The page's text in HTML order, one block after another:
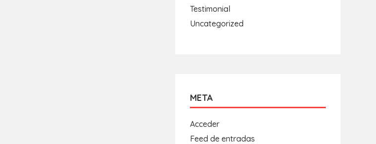
Testimonial
Uncategorized
META
Acceder
Feed de entradas